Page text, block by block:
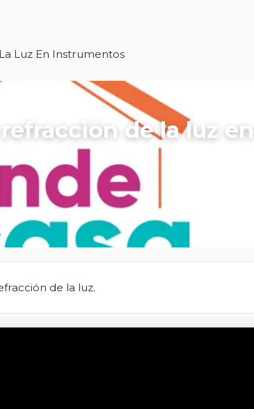
Luz En Instrumentos
de la luz en
de la luz.